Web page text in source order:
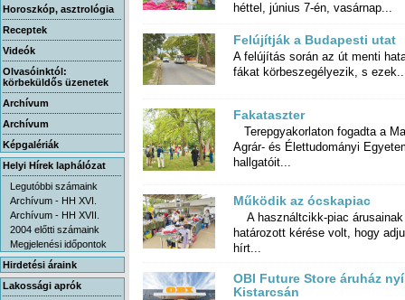
Horoszkóp, asztrológia
Receptek
Videók
Olvasóinktól:
körbeküldős üzenetek
Archívum
Archívum
Képgalériák
Helyi Hírek laphálózat
Legutóbbi számaink
Archívum - HH XVI.
Archívum - HH XVII.
2004 előtti számaink
Megjelenési időpontok
Hirdetési áraink
Lakossági aprók
héttel, június 7-én, vasárnap...
Felújítják a Budapesti utat
A felújítás során az út menti
fákat körbeszegélyezik, s
Fakataszter
Terepgyakorlaton fogadta a
Agrár- és Élettudományi
hallgatóit...
Működik az ócskapiac
A használtcikk-piac árusainak
határozott kérése volt, hogy adjunk
hírt...
OBI Future Store áruház
Kistarcsán